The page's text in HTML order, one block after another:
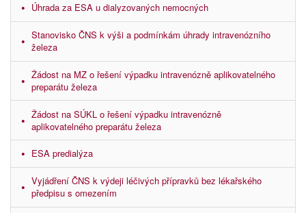
Úhrada za ESA u dialyzovaných nemocných
Stanovisko ČNS k výši a podmínkám úhrady intravenózního
železa
Žádost na MZ o řešení výpadku intravenózně aplikovatelného
preparátu železa
Žádost na SÚKL o řešení výpadku intravenózně
aplikovatelného preparátu železa
ESA predialýza
Vyjádření ČNS k výdeji léčivých přípravků bez lékařského
předpisu s omezením